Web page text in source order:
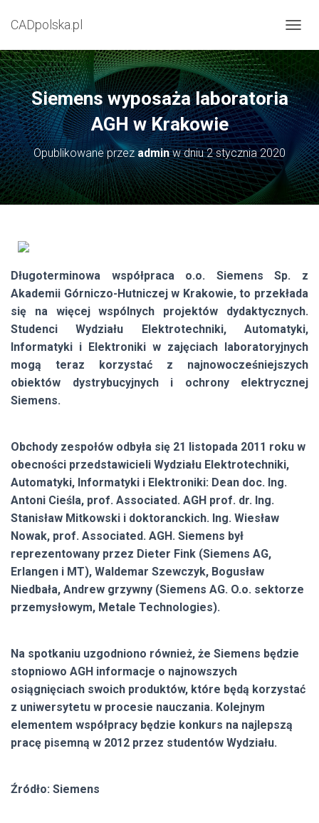
CADpolska.pl
R
Z
E
Ł
Ą
C
A
W
I
G
Siemens wyposaża laboratoria
AGH w Krakowie
Opublikowane przezadminw dniu2 stycznia 2020
Długoterminowa współpraca o.o. Siemens Sp. z
Akademii Górniczo-Hutniczej w Krakowie, to przekłada
się na więcej wspólnych projektów dydaktycznych.
Studenci Wydziału Elektrotechniki, Automatyki,
Informatyki i Elektroniki w zajęciach laboratoryjnych
mogą teraz korzystać z najnowocześniejszych
obiektów dystrybucyjnych i ochrony elektrycznej
Siemens.
Obchody zespołów odbyła się 21 listopada 2011 roku w
obecności przedstawicieli Wydziału Elektrotechniki,
Automatyki, Informatyki i Elektroniki: Dean doc. Ing.
Antoni Cieśla, prof. Associated. AGH prof. dr. Ing.
Stanisław Mitkowski i doktoranckich. Ing. Wiesław
Nowak, prof. Associated. AGH. Siemens był
reprezentowany przez Dieter Fink (Siemens AG,
Erlangen i MT), Waldemar Szewczyk, Bogusław
Niedbała, Andrew grzywny (Siemens AG. O.o. sektorze
przemysłowym, Metale Technologies).
Na spotkaniu uzgodniono również, że Siemens będzie
stopniowo AGH informacje o najnowszych
osiągnięciach swoich produktów, które będą korzystać
z uniwersytetu w procesie nauczania. Kolejnym
elementem współpracy będzie konkurs na najlepszą
pracę pisemną w 2012 przez studentów Wydziału.
Źródło: Siemens